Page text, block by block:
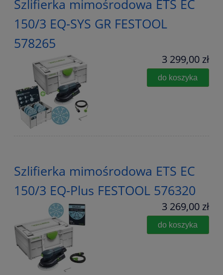
Szlifierka mimośrodowa ETS EC
150/3 EQ-SYS GR FESTOOL
578265
3 299,00 zł
do koszyka
Szlifierka mimośrodowa ETS EC
150/3 EQ-Plus FESTOOL 576320
3 269,00 zł
do koszyka